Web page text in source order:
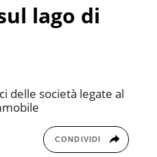
lago di
delle società legate al
CONDIVIDI